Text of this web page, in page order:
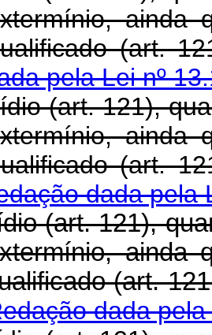
ainda
(art.
pela Lei nº
(art. 121),
ainda
(art.
dada pela
(art. 121),
ainda
(art.
dada